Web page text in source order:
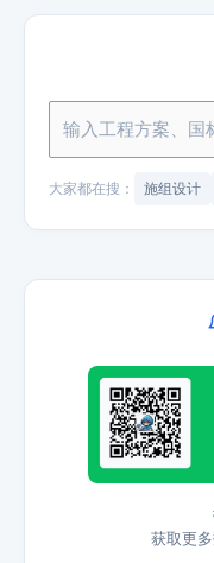
大家都在搜： 施组设计
获取更